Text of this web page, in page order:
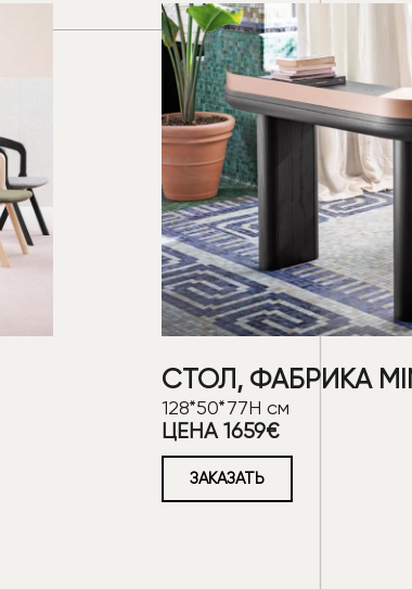
СТОЛ, ФАБРИКА
128*50*77Н см
ЦЕНА 1659€
ЗАКАЗАТЬ